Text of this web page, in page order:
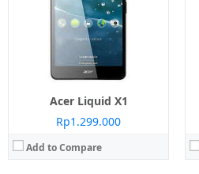
Acer Liquid X1
Rp1.299.000
Add to Compare
1 GB / 2 GB
Belakang 8 MP, Depan 2 MP
Sistem operasi:Android 4.4.2 KitKat
View Details →